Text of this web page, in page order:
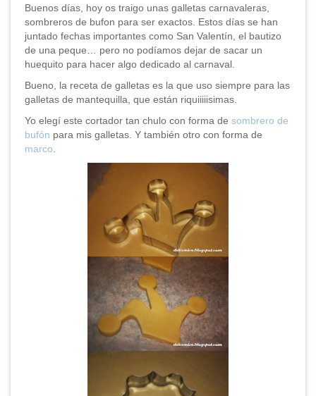
Buenos días, hoy os traigo unas galletas carnavaleras,
sombreros de bufon para ser exactos. Estos días se han
juntado fechas importantes como San Valentín, el bautizo
de una peque… pero no podíamos dejar de sacar un
huequito para hacer algo dedicado al carnaval.
Bueno, la receta de galletas es la que uso siempre para las
galletas de mantequilla, que están riquiiiiisimas.
Yo elegí este cortador tan chulo con forma de sombrero de
bufón para mis galletas. Y también otro con forma de
marco.